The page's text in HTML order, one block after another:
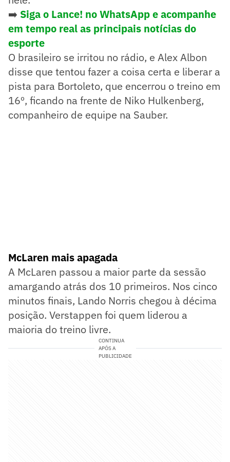
➡️ Siga o Lance! no WhatsApp e acompanhe
em tempo real as principais notícias do
esporte
O brasileiro se irritou no rádio, e Alex Albon
disse que tentou fazer a coisa certa e liberar a
pista para Bortoleto, que encerrou o treino em
16º, ficando na frente de Niko Hulkenberg,
companheiro de equipe na Sauber.
McLaren mais apagada
A McLaren passou a maior parte da sessão
amargando atrás dos 10 primeiros. Nos cinco
minutos finais, Lando Norris chegou à décima
posição. Verstappen foi quem liderou a
maioria do treino livre.
CONTINUA
APÓS A
PUBLICIDADE